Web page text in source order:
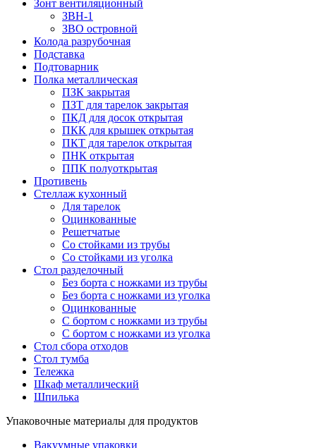
Зонт вентиляционный
ЗВН-1
ЗВО островной
Колода разрубочная
Подставка
Подтоварник
Полка металлическая
ПЗК закрытая
ПЗТ для тарелок закрытая
ПКД для досок открытая
ПКК для крышек открытая
ПКТ для тарелок открытая
ПНК открытая
ППК полуоткрытая
Противень
Стеллаж кухонный
Для тарелок
Оцинкованные
Решетчатые
Со стойками из трубы
Со стойками из уголка
Стол разделочный
Без борта с ножками из трубы
Без борта с ножками из уголка
Оцинкованные
С бортом с ножками из трубы
С бортом с ножками из уголка
Стол сбора отходов
Стол тумба
Тележка
Шкаф металлический
Шпилька
Упаковочные материалы для продуктов
Вакуумные упаковки